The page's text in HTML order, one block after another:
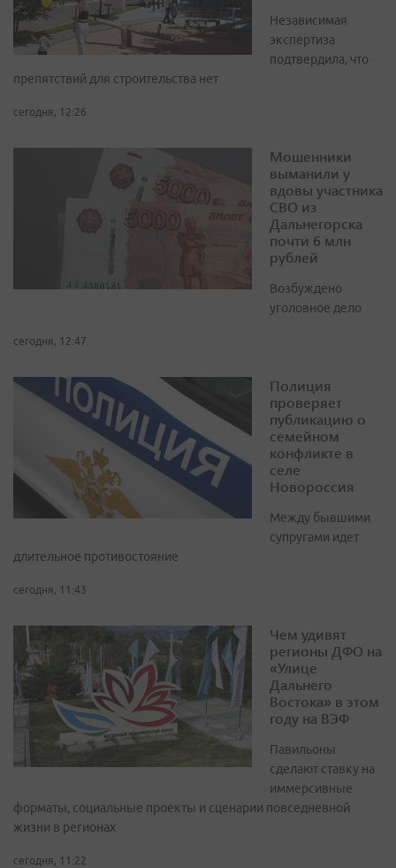
Независимая
экспертиза
подтвердила, что
препятствий для строительства нет
сегодня, 12:26
Мошенники
выманили у
вдовы участника
СВО из
Дальнегорска
почти 6 млн
рублей
Возбуждено
уголовное дело
сегодня, 12:47
Полиция
проверяет
публикацию о
семейном
конфликте в
селе
Новороссия
Между бывшими
супругами идет
длительное противостояние
сегодня, 11:43
Чем удивят
регионы ДФО на
«Улице
Дальнего
Востока» в этом
году на ВЭФ
Павильоны
сделают ставку на
иммерсивные
форматы, социальные проекты и сценарии повседневной
жизни в регионах
сегодня, 11:22